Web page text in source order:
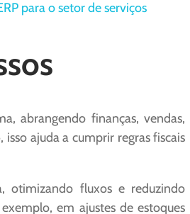
para o setor de serviços
abrangendo finanças, vendas,
ajuda a cumprir regras fiscais
otimizando fluxos e reduzindo
em ajustes de estoques